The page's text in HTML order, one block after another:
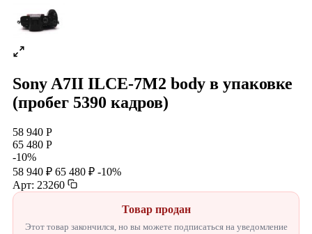
Sony A7II ILCE-7M2 body в упаковке
(пробег 5390 кадров)
58 940 Р
65 480 Р
-10%
58 940 ₽ 65 480 ₽ -10%
Арт: 23260
Товар продан
Этот товар закончился, но вы можете подписаться на уведомление